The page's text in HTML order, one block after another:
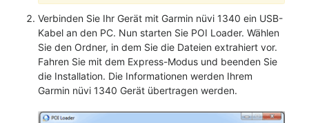
Verbinden Sie Ihr Gerät mit Garmin nüvi 1340 ein USB-
Kabel an den PC. Nun starten Sie POI Loader. Wählen
Sie den Ordner, in dem Sie die Dateien extrahiert vor.
Fahren Sie mit dem Express-Modus und beenden Sie
die Installation. Die Informationen werden Ihrem
Garmin nüvi 1340 Gerät übertragen werden.